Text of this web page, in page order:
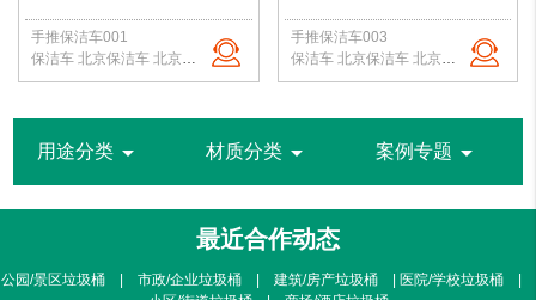
手推保洁车001
保洁车 北京保洁车 北京保洁车厂家 人力保洁车 手推保洁车 电动保洁车
手推保洁车003
保洁车 北京保洁车 北京保洁车厂家 人力保洁车 手推保洁车 电动保洁车
用途分类arrow_drop_down 材质分类 arrow_drop_down 案例专题 arrow_drop_down
最近合作动态
公园/景区垃圾桶 | 市政/企业垃圾桶 | 建筑/房产垃圾桶 | 医院/学校垃圾桶 |